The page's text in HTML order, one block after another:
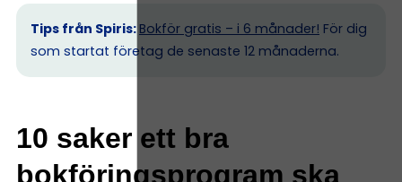
Tips från Spiris: Bokför gratis – i 6 månader! För dig
som startat företag de senaste 12 månaderna.
10 saker ett bra
bokföringsprogram ska